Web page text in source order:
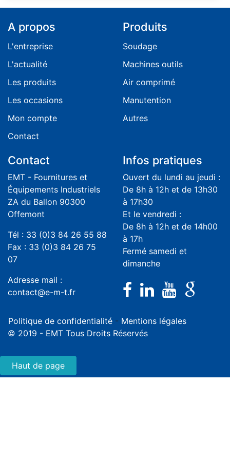
A propos
L'entreprise
L'actualité
Les produits
Les occasions
Mon compte
Contact
Produits
Soudage
Machines outils
Air comprimé
Manutention
Autres
Contact
EMT - Fournitures et
Équipements Industriels
ZA du Ballon 90300
Offemont
Tél : 33 (0)3 84 26 55 88
Fax : 33 (0)3 84 26 75
07
Adresse mail :
contact@e-m-t.fr
Infos pratiques
Ouvert du lundi au jeudi :
De 8h à 12h et de 13h30
à 17h30
Et le vendredi :
De 8h à 12h et de 14h00
à 17h
Fermé samedi et
dimanche
Politique de confidentialité - Mentions légales
© 2019 - EMT Tous Droits Réservés
Haut de page